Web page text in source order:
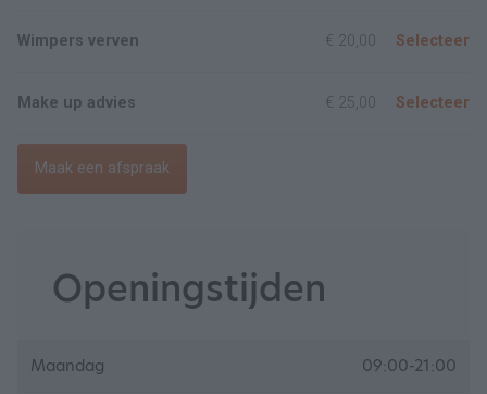
Wimpers verven € 20,00 Selecteer
Make up advies € 25,00 Selecteer
Maak een afspraak
Openingstijden
Maandag 09:00-21:00